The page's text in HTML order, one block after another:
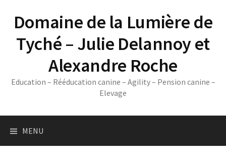
contentDomaine de la Lumière de
Tyché – Julie Delannoy et
Alexandre Roche
Education – Rééducation canine – Agility – Pension canine –
Elevage
MENU